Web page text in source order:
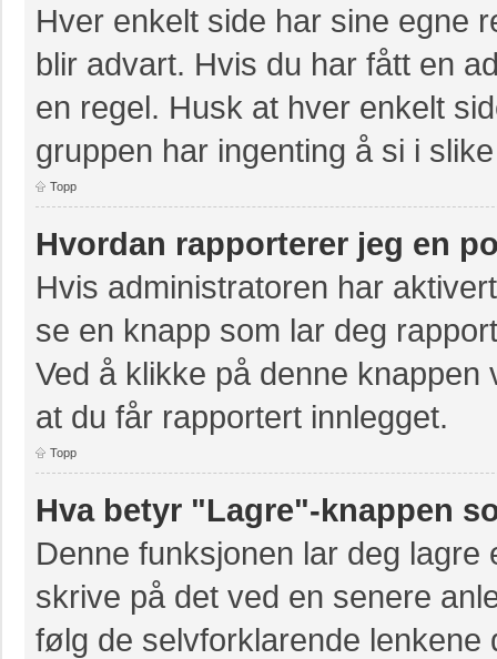
Hver enkelt side har sine egne
blir advart. Hvis du har fått en
en regel. Husk at hver enkelt
gruppen har ingenting å si i
Topp
Hvordan rapporterer jeg en
Hvis administratoren har
se en knapp som lar deg
Ved å klikke på denne
at du får rapportert innlegget.
Topp
Hva betyr "Lagre"-knappen
Denne funksjonen lar deg
skrive på det ved en senere
følg de selvforklarende lenkene